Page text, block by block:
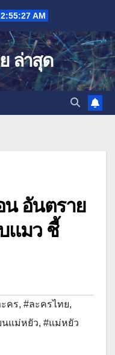
2:55:28 AM
ล่าสุด
อันตราย
แมว ชี้
คร, #ละครไทย,
นแม่หยัว, #แม่หยัว